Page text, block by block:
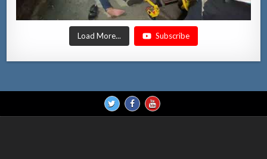
Load More... Subscribe